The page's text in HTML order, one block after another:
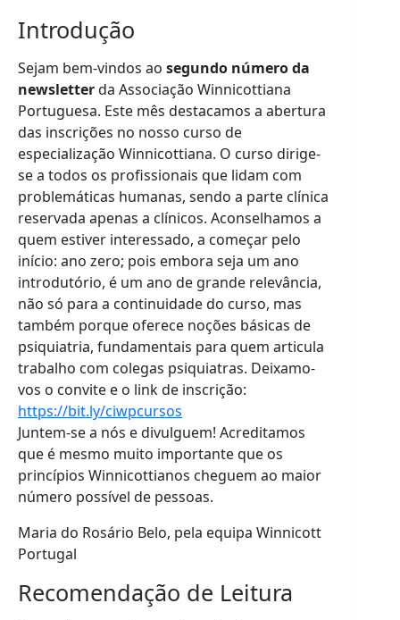
Introdução
Sejam bem-vindos ao segundo número da
newsletterda Associação Winnicottiana
Portuguesa. Este mês destacamos a abertura
das inscrições no nosso curso de
especialização Winnicottiana. O curso dirige-
se a todos os profissionais que lidam com
problemáticas humanas, sendo a parte clínica
reservada apenas a clínicos. Aconselhamos a
quem estiver interessado, a começar pelo
início: ano zero; pois embora seja um ano
introdutório, é um ano de grande relevância,
não só para a continuidade do curso, mas
também porque oferece noções básicas de
psiquiatria, fundamentais para quem articula
trabalho com colegas psiquiatras. Deixamo-
vos o convite e o link de inscrição:
https://bit.ly/ciwpcursos
Juntem-se a nós e divulguem! Acreditamos
que é mesmo muito importante que os
princípios Winnicottianos cheguem ao maior
número possível de pessoas.
Maria do Rosário Belo, pela equipa Winnicott
Portugal
Recomendação de Leitura